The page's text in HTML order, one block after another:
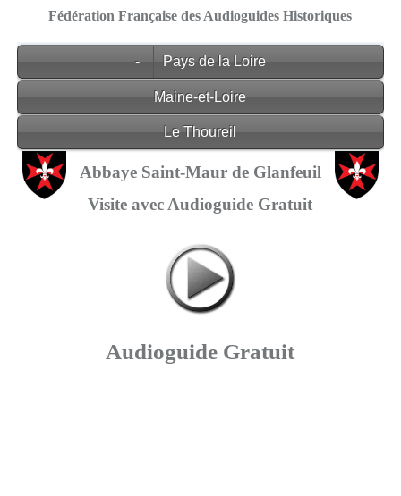
Fédération Française des Audioguides Historiques
- Pays de la Loire
Maine-et-Loire
Le Thoureil
Abbaye Saint-Maur de Glanfeuil
Visite avec Audioguide Gratuit
Audioguide Gratuit